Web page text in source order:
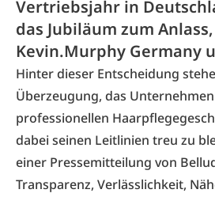
Vertriebsjahr in
das Jubiläum zum
Kevin.Murphy Germany
Hinter dieser Entscheidung
Überzeugung, das
professionellen
dabei seinen Leitlinien treu zu
einer Pressemitteilung von
Transparenz, Verlässlichkeit,